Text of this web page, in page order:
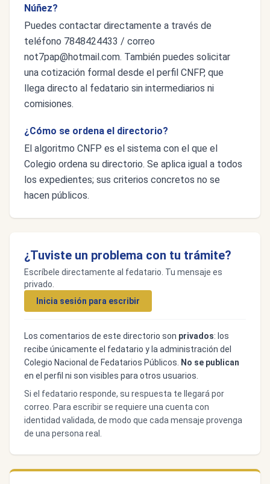
Núñez?
Puedes contactar directamente a través de
teléfono 7848424433 / correo
not7pap@hotmail.com. También puedes solicitar
una cotización formal desde el perfil CNFP, que
llega directo al fedatario sin intermediarios ni
comisiones.
¿Cómo se ordena el directorio?
El algoritmo CNFP es el sistema con el que el
Colegio ordena su directorio. Se aplica igual a todos
los expedientes; sus criterios concretos no se
hacen públicos.
¿Tuviste un problema con tu trámite?
Escríbele directamente al fedatario. Tu mensaje es
privado.
Inicia sesión para escribir
Los comentarios de este directorio son privados: los
recibe únicamente el fedatario y la administración del
Colegio Nacional de Fedatarios Públicos.
No se publican
en el perfil ni son visibles para otros usuarios.
Si el fedatario responde, su respuesta te llegará por
correo. Para escribir se requiere una cuenta con
identidad validada, de modo que cada mensaje provenga
de una persona real.